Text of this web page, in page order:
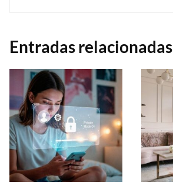
Entradas relacionadas